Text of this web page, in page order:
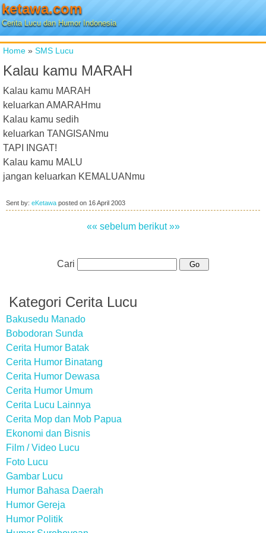
ketawa.com
Cerita Lucu dan Humor Indonesia
Home » SMS Lucu
Kalau kamu MARAH
Kalau kamu MARAH
keluarkan AMARAHmu
Kalau kamu sedih
keluarkan TANGISANmu
TAPI INGAT!
Kalau kamu MALU
jangan keluarkan KEMALUANmu
Sent by: eKetawa posted on 16 April 2003
«« sebelum berikut »»
Cari
Kategori Cerita Lucu
Bakusedu Manado
Bobodoran Sunda
Cerita Humor Batak
Cerita Humor Binatang
Cerita Humor Dewasa
Cerita Humor Umum
Cerita Lucu Lainnya
Cerita Mop dan Mob Papua
Ekonomi dan Bisnis
Film / Video Lucu
Foto Lucu
Gambar Lucu
Humor Bahasa Daerah
Humor Gereja
Humor Politik